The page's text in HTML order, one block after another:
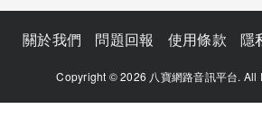
關於我們 問題回報 使用條款 隱
Copyright © 2026 八寶網路音訊平台. All